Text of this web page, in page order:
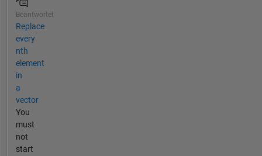
Beantwortet
Replace
every
nth
element
in
a
vector
You
must
not
start